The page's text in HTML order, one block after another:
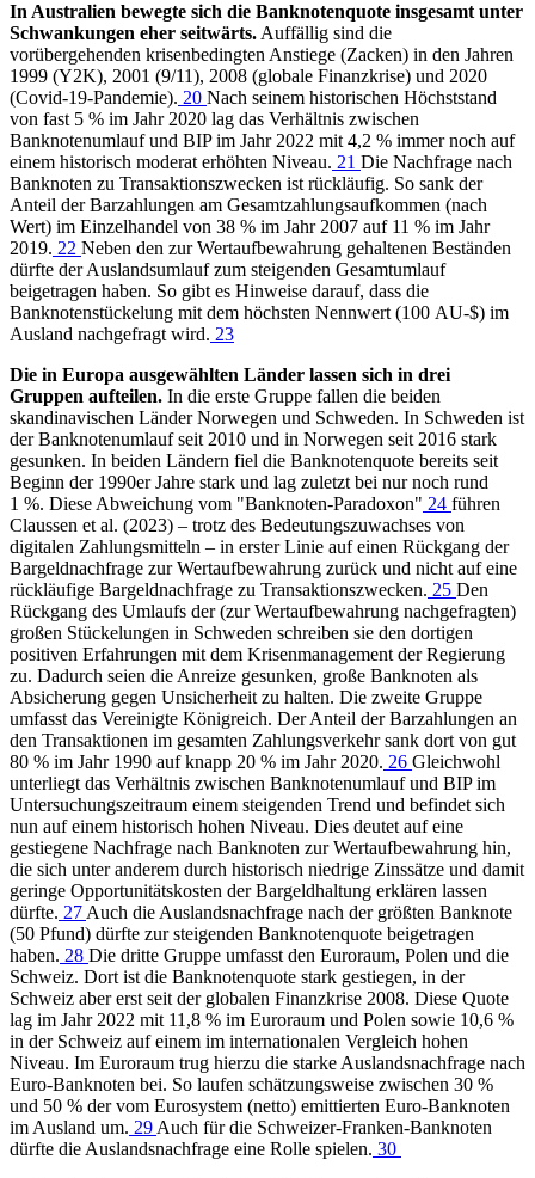
In Australien bewegte sich die Banknotenquote insgesamt unter
Schwankungen eher seitwärts. Auffällig sind die
vorübergehenden krisenbedingten Anstiege (Zacken) in den Jahren
1999 (Y2K), 2001 (9/11), 2008 (globale Finanzkrise) und 2020
(Covid-19-Pandemie). 20 Nach seinem historischen Höchststand
von fast 5 % im Jahr 2020 lag das Verhältnis zwischen
Banknotenumlauf und BIP im Jahr 2022 mit 4,2 % immer noch auf
einem historisch moderat erhöhten Niveau. 21 Die Nachfrage nach
Banknoten zu Transaktionszwecken ist rückläufig. So sank der
Anteil der Barzahlungen am Gesamtzahlungsaufkommen (nach
Wert) im Einzelhandel von 38 % im Jahr 2007 auf 11 % im Jahr
2019. 22 Neben den zur Wertaufbewahrung gehaltenen Beständen
dürfte der Auslandsumlauf zum steigenden Gesamtumlauf
beigetragen haben. So gibt es Hinweise darauf, dass die
Banknotenstückelung mit dem höchsten Nennwert (100 AU-$) im
Ausland nachgefragt wird. 23
Die in Europa ausgewählten Länder lassen sich in drei
Gruppen aufteilen. In die erste Gruppe fallen die beiden
skandinavischen Länder Norwegen und Schweden. In Schweden ist
der Banknotenumlauf seit 2010 und in Norwegen seit 2016 stark
gesunken. In beiden Ländern fiel die Banknotenquote bereits seit
Beginn der 1990er Jahre stark und lag zuletzt bei nur noch rund
1 %. Diese Abweichung vom "Banknoten-Paradoxon" 24 führen
Claussen et al. (2023) – trotz des Bedeutungszuwachses von
digitalen Zahlungsmitteln – in erster Linie auf einen Rückgang der
Bargeldnachfrage zur Wertaufbewahrung zurück und nicht auf eine
rückläufige Bargeldnachfrage zu Transaktionszwecken. 25 Den
Rückgang des Umlaufs der (zur Wertaufbewahrung nachgefragten)
großen Stückelungen in Schweden schreiben sie den dortigen
positiven Erfahrungen mit dem Krisenmanagement der Regierung
zu. Dadurch seien die Anreize gesunken, große Banknoten als
Absicherung gegen Unsicherheit zu halten. Die zweite Gruppe
umfasst das Vereinigte Königreich. Der Anteil der Barzahlungen an
den Transaktionen im gesamten Zahlungsverkehr sank dort von gut
80 % im Jahr 1990 auf knapp 20 % im Jahr 2020. 26 Gleichwohl
unterliegt das Verhältnis zwischen Banknotenumlauf und BIP im
Untersuchungszeitraum einem steigenden Trend und befindet sich
nun auf einem historisch hohen Niveau. Dies deutet auf eine
gestiegene Nachfrage nach Banknoten zur Wert­aufbewahrung hin,
die sich unter anderem durch historisch niedrige Zinssätze und damit
geringe Opportunitätskosten der Bargeldhaltung erklären lassen
dürfte. 27 Auch die Auslandsnachfrage nach der größten Banknote
(50 Pfund) dürfte zur steigenden Banknotenquote beigetragen
haben. 28 Die dritte Gruppe umfasst den Euroraum, Polen und die
Schweiz. Dort ist die Banknotenquote stark gestiegen, in der
Schweiz aber erst seit der globalen Finanzkrise 2008. Diese Quote
lag im Jahr 2022 mit 11,8 % im Euroraum und Polen sowie 10,6 %
in der Schweiz auf einem im internationalen Vergleich hohen
Niveau. Im Euroraum trug hierzu die starke Auslandsnachfrage nach
Euro-Banknoten bei. So laufen schätzungsweise zwischen 30 %
und 50 % der vom Eurosystem (netto) emittierten Euro-Banknoten
im Ausland um. 29 Auch für die Schweizer-Franken-Banknoten
dürfte die Auslandsnachfrage eine Rolle spielen. 30